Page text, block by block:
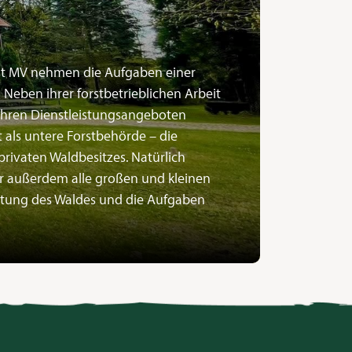
MV nehmen die Aufgaben einer
ihrer forstbetrieblichen Arbeit
Dienstleistungsangeboten
untere Forstbehörde – die
Waldbesitzes. Natürlich
außerdem alle großen und kleinen
des Waldes und die Aufgaben